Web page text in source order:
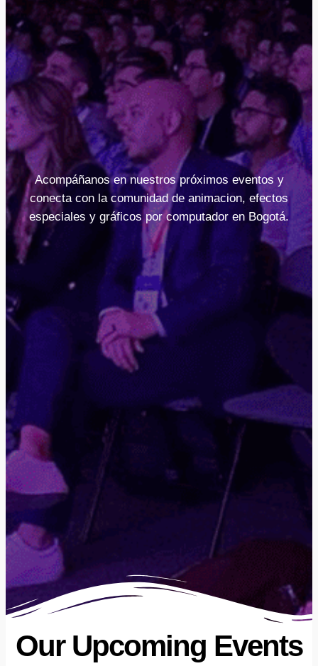
Acompáñanos en nuestros próximos eventos y
conecta con la comunidad de animacion, efectos
especiales y gráficos por computador en Bogotá.
Our Upcoming Events